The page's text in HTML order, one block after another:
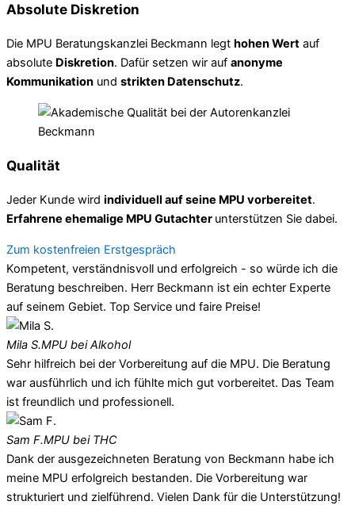
Absolute Diskretion
Die MPU Beratungskanzlei Beckmann legt hohen Wert auf
absolute Diskretion. Dafür setzen wir auf anonyme
Kommunikation und strikten Datenschutz.
Qualität
Jeder Kunde wird individuell auf seine MPU vorbereitet.
Erfahrene ehemalige MPU Gutachter unterstützen Sie dabei.
Zum kostenfreien Erstgespräch
Kompetent, verständnisvoll und erfolgreich - so würde ich die
Beratung beschreiben. Herr Beckmann ist ein echter Experte
auf seinem Gebiet. Top Service und faire Preise!
Mila S.MPU bei Alkohol
Sehr hilfreich bei der Vorbereitung auf die MPU. Die Beratung
war ausführlich und ich fühlte mich gut vorbereitet. Das Team
ist freundlich und professionell.
Sam F.MPU bei THC
Dank der ausgezeichneten Beratung von Beckmann habe ich
meine MPU erfolgreich bestanden. Die Vorbereitung war
strukturiert und zielführend. Vielen Dank für die Unterstützung!